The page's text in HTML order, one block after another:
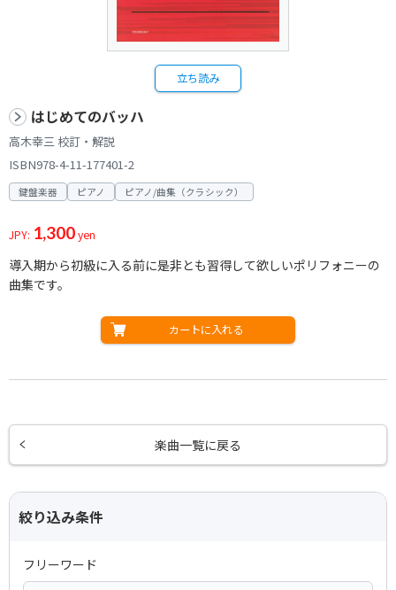
立ち読み
はじめてのバッハ
高木幸三 校訂・解説
ISBN978-4-11-177401-2
鍵盤楽器 ピアノ ピアノ/曲集（クラシック）
JPY: 1,300yen
導入期から初級に入る前に是非とも習得して欲しいポリフォニーの
曲集です。
カートに入れる
楽曲一覧に戻る
絞り込み条件
フリーワード